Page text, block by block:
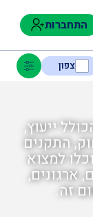
התחברות
צפון
ייעוץ,
התקנים
למצוא
ארגונים,
זה.